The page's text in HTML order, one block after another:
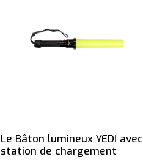
Le Bâton lumineux YEDI avec
station de chargement